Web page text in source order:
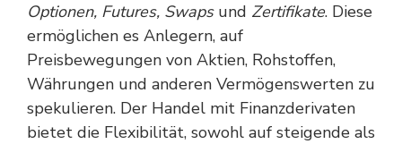
Optionen, Futures, Swapsund Zertifikate. Diese
ermöglichen es Anlegern, auf
Preisbewegungen von Aktien, Rohstoffen,
Währungen und anderen Vermögenswerten zu
spekulieren. Der Handel mit Finanzderivaten
bietet die Flexibilität, sowohl auf steigende als